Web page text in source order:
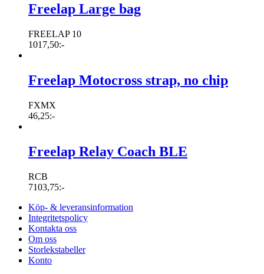
Freelap Large bag
FREELAP 10
1017,50:-
Freelap Motocross strap, no chip
FXMX
46,25:-
Freelap Relay Coach BLE
RCB
7103,75:-
Köp- & leveransinformation
Integritetspolicy
Kontakta oss
Om oss
Storlekstabeller
Konto